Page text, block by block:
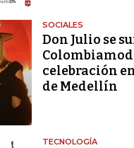
SOCIALES
Don Julio se
celebración
de Medellín
TECNOLOGÍA